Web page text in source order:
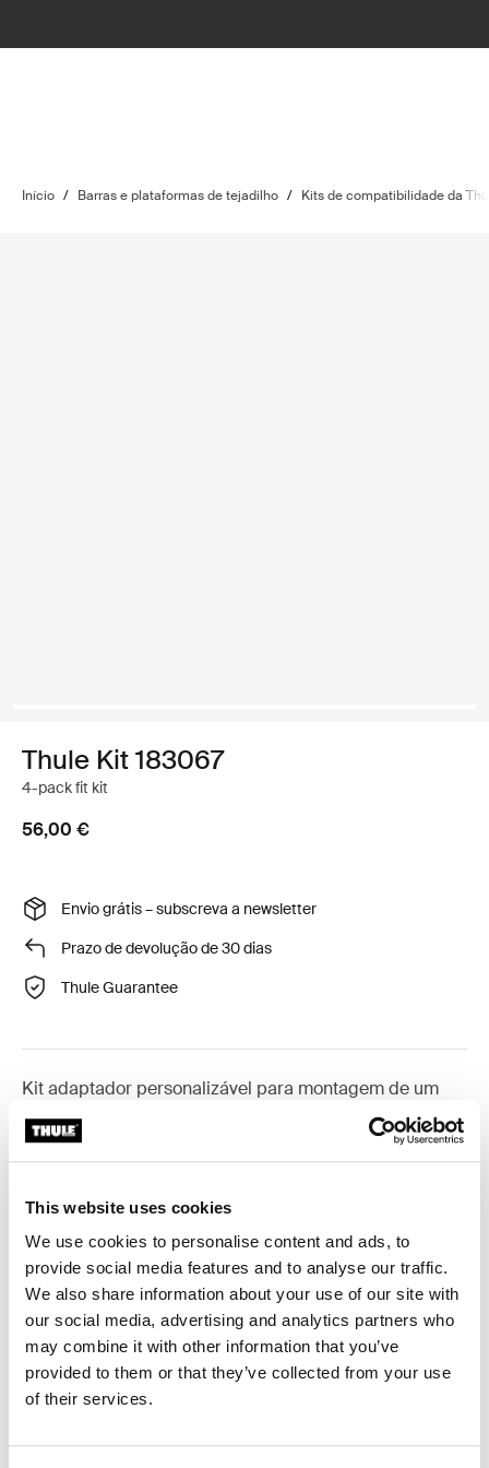
This website uses cookies
We use cookies to personalise content and ads, to
provide social media features and to analyse our traffic.
We also share information about your use of our site with
our social media, advertising and analytics partners who
may combine it with other information that you’ve
provided to them or that they’ve collected from your use
of their services.
Início / Barras e plataformas de tejadilho / Kits de compatibilidade da
Thule Kit 183067
4-pack fit kit
56,00 €
Envio grátis – subscreva a newsletter
Prazo de devolução de 30 dias
Thule Guarantee
Kit adaptador personalizável para montagem de um
sistema de barras de tejadilho Thule em veículos
seleccionados.
Toggle techspec
Especificações técnicas
Toggle guides and instructions
Instruções
Críticas